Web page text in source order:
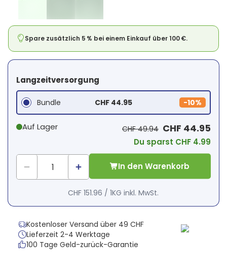
Spare zusätzlich 5 % bei einem Einkauf über 100 €.
Langzeitversorgung
Bundle CHF 44.95 -10%
Auf Lager CHF 49.94 CHF 44.95
Du sparst CHF 4.99
In den Warenkorb
CHF 151.96 /1KG inkl. MwSt.
Kostenloser Versand über 49 CHF
Lieferzeit 2-4 Werktage
100 Tage Geld-zurück-Garantie